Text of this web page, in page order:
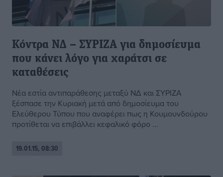
Κόντρα ΝΔ – ΣΥΡΙΖΑ για δημοσίευμα
που κάνει λόγο για χαράτσι σε
καταθέσεις
Νέα εστία αντιπαράθεσης μεταξύ ΝΔ και ΣΥΡΙΖΑ
ξέσπασε την Κυριακή μετά από δημοσίευμα του
Ελεύθερου Τύπου που αναφέρει πως η Κουμουνδούρου
προτίθεται να επιβάλλει κεφαλικό φόρο ...
19.01.15, 08:30